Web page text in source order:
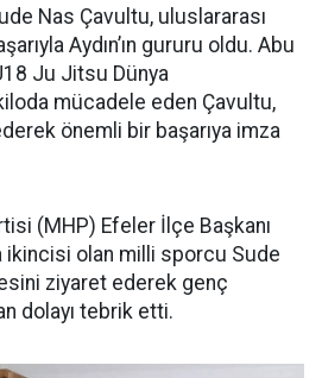
Nas Çavultu, uluslararası
Aydın’ın gururu oldu. Abu
Ju Jitsu Dünya
mücadele eden Çavultu,
önemli bir başarıya imza
(MHP) Efeler İlçe Başkanı
ikincisi olan milli sporcu Sude
ziyaret ederek genç
dolayı tebrik etti.